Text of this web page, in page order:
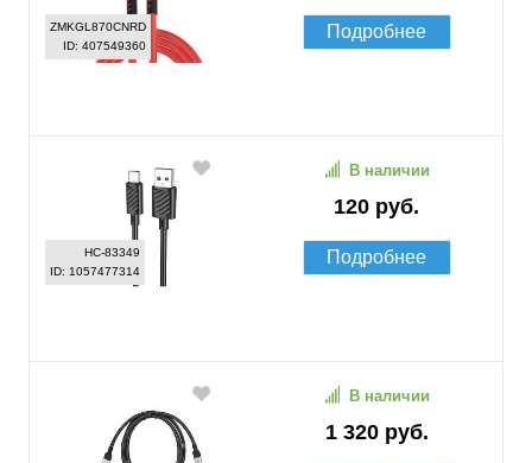
ZMKGL870CNRD
ID: 407549360
Подробнее
HC-83349
ID: 1057477314
120 руб.
В наличии
Подробнее
1 320 руб.
В наличии